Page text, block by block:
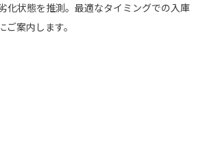
化状態を推測。最適なタイミングでの入庫
案内します。